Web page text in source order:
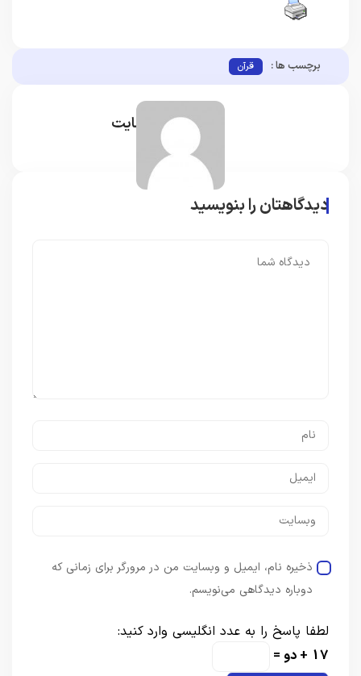
برچسب ها : قرآن
مدیر سایت
دیدگاهتان را بنویسید
ذخیره نام، ایمیل و وبسایت من در مرورگر برای زمانی که
دوباره دیدگاهی می‌نویسم.
لطفا پاسخ را به عدد انگلیسی وارد کنید:
17 + دو =